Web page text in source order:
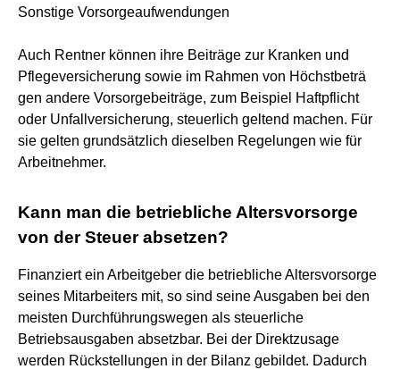
Sonstige Vorsorgeaufwendungen
Auch Rentner können ihre Beiträge zur Kranken und
Pflegeversicherung sowie im Rahmen von Höchstbeträ
gen andere Vorsorgebeiträge, zum Beispiel Haftpflicht
oder Unfallversicherung, steuerlich geltend machen. Für
sie gelten grundsätzlich dieselben Regelungen wie für
Arbeitnehmer.
Kann man die betriebliche Altersvorsorge
von der Steuer absetzen?
Finanziert ein Arbeitgeber die betriebliche Altersvorsorge
seines Mitarbeiters mit, so sind seine Ausgaben bei den
meisten Durchführungswegen als steuerliche
Betriebsausgaben absetzbar. Bei der Direktzusage
werden Rückstellungen in der Bilanz gebildet. Dadurch